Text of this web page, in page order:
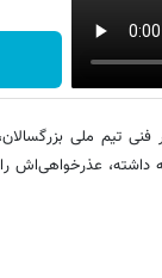
تیم ملی
داشته، عذرخواهی‌اش